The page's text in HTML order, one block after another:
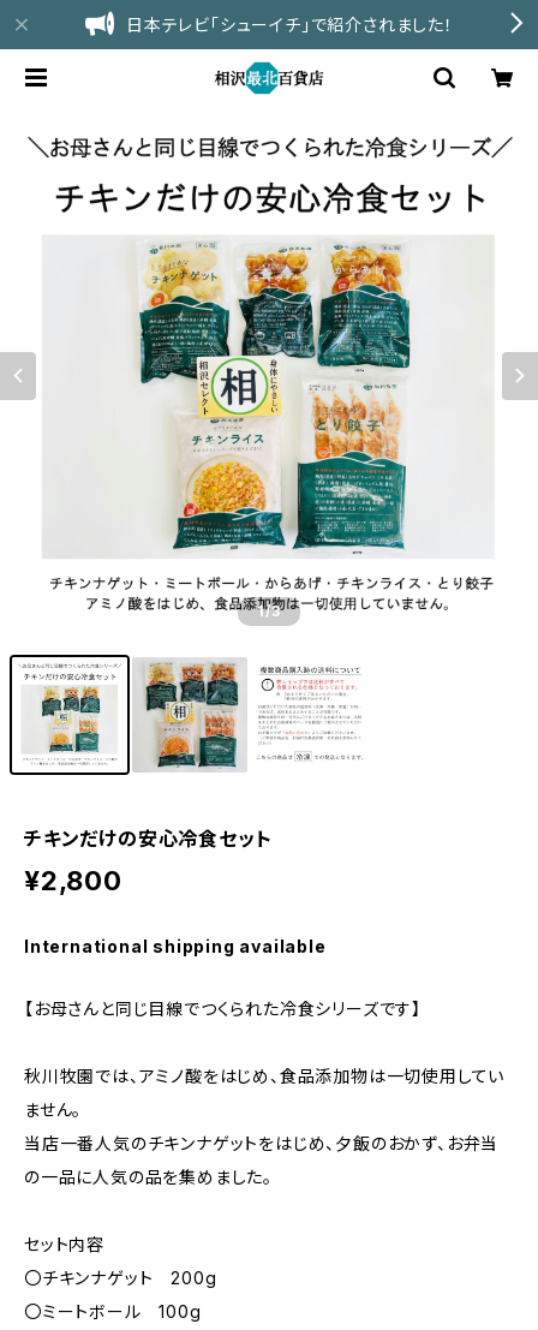
日本テレビ「シューイチ」で紹介されました！
1/3
チキンだけの安心冷食セット
¥2,800
International shipping available
【お母さんと同じ目線でつくられた冷食シリーズです】
秋川牧園では、アミノ酸をはじめ、食品添加物は一切使用してい
ません。
当店一番人気のチキンナゲットをはじめ、夕飯のおかず、お弁当
の一品に人気の品を集めました。
セット内容
〇チキンナゲット 200g
〇ミートボール 100g